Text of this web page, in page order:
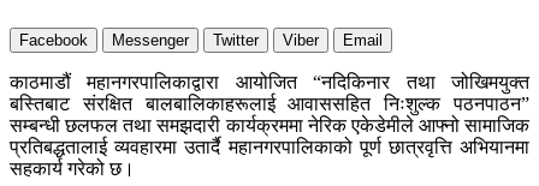
Facebook Messenger Twitter Viber Email
काठमाडौं महानगरपालिकाद्वारा आयोजित “नदिकिनार तथा जोखिमयुक्त
बस्तिबाट संरक्षित बालबालिकाहरूलाई आवाससहित निःशुल्क पठनपाठन”
सम्बन्धी छलफल तथा समझदारी कार्यक्रममा नेरिक एकेडेमीले आफ्नो सामाजिक
प्रतिबद्धतालाई व्यवहारमा उतार्दै महानगरपालिकाको पूर्ण छात्रवृत्ति अभियानमा
सहकार्य गरेको छ।